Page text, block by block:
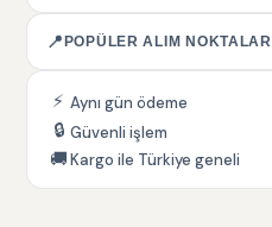
📍 POPÜLER ALIM NOKTALARI
⚡ Aynı gün ödeme
🔒 Güvenli işlem
🚚Kargo ile Türkiye geneli